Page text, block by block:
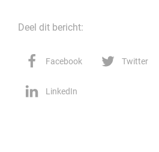
Deel dit bericht:
Facebook Twitter
LinkedIn